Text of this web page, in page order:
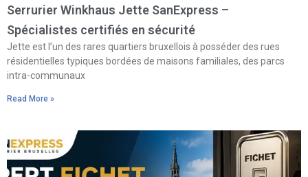
Serrurier Winkhaus Jette SanExpress –
Spécialistes certifiés en sécurité
Jette est l’un des rares quartiers bruxellois à posséder des rues
résidentielles typiques bordées de maisons familiales, des parcs
intra-communaux
Read More »